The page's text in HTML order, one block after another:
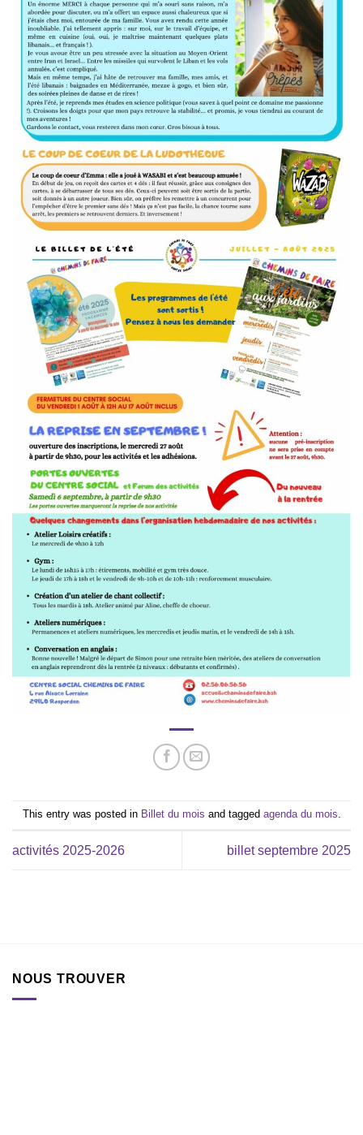
This entry was posted in Billet du mois and tagged agenda du mois.
activités 2025-2026 billet septembre 2025
NOUS TROUVER